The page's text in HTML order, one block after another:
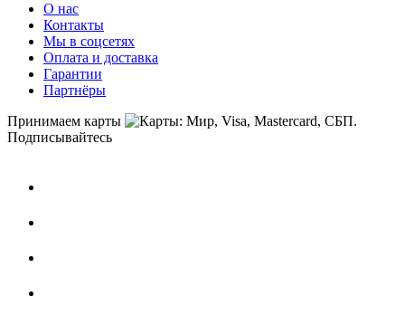
О нас
Контакты
Мы в соцсетях
Оплата и доставка
Гарантии
Партнёры
Принимаем карты
Подписывайтесь